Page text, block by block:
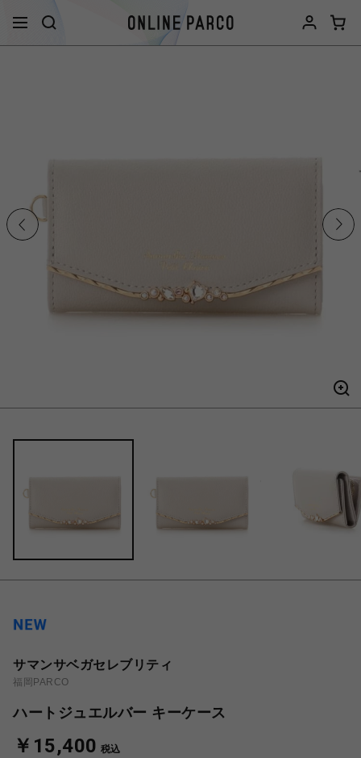
サマンサベガセレブリティ
福岡PARCO
ハートジュエルバー キーケース
￥15,400 税込